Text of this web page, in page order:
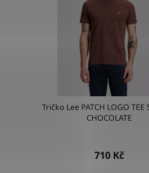
Tričko Lee PATCH LOGO TEE
CHOCOLATE
710 Kč